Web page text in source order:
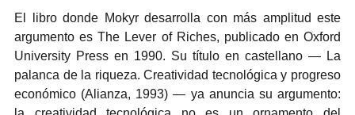
El libro donde Mokyr desarrolla con más amplitud este
argumento es The Lever of Riches, publicado en Oxford
University Press en 1990. Su título en castellano — La
palanca de la riqueza. Creatividad tecnológica y progreso
económico (Alianza, 1993) — ya anuncia su argumento: